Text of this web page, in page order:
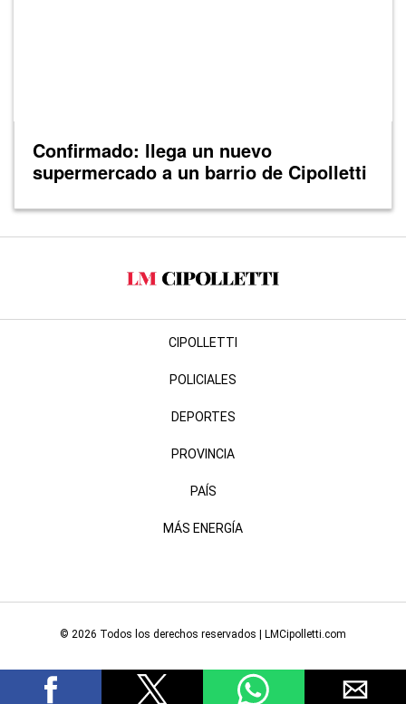
Confirmado: llega un nuevo
supermercado a un barrio de Cipolletti
CIPOLLETTI
POLICIALES
DEPORTES
PROVINCIA
PAÍS
MÁS ENERGÍA
© 2026 Todos los derechos reservados | LMCipolletti.com